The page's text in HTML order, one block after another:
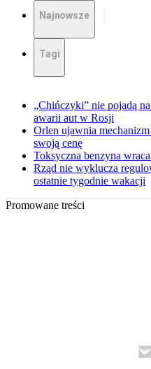
Najnowsze
Tagi
„Chińczyki” nie pojadą
awarii aut w Rosji
Orlen ujawnia
swoją cenę
Toksyczna benzyna
Rząd nie wyklucza
ostatnie tygodnie wakacji
Promowane treści